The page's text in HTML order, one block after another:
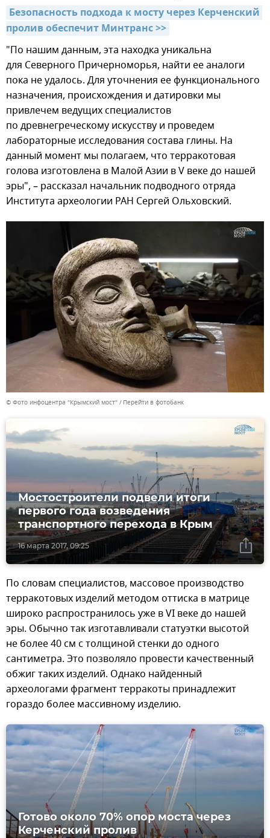
Безопасность подхода к мосту через Керченский
пролив обеспечит Минтранс >>
"По нашим данным, эта находка уникальна
для Северного Причерноморья, найти ее аналоги
пока не удалось. Для уточнения ее функционального
назначения, происхождения и датировки мы
привлечем ведущих специалистов
по древнегреческому искусству и проведем
лабораторные исследования состава глины. На
данный момент мы полагаем, что терракотовая
голова изготовлена в Малой Азии в V веке до нашей
эры", – рассказал начальник подводного отряда
Института археологии РАН Сергей Ольховский.
© Фото инфоцентра "Крымский мост" Перейти в фотобанк
16 марта 2017, 09:25
Мостостроители подвели итоги
первого года возведения
транспортного перехода в Крым
По словам специалистов, массовое производство
терракотовых изделий методом оттиска в матрице
широко распространилось уже в VI веке до нашей
эры. Обычно так изготавливали статуэтки высотой
не более 40 см с толщиной стенки до одного
сантиметра. Это позволяло провести качественный
обжиг таких изделий. Однако найденный
археологами фрагмент терракоты принадлежит
гораздо более массивному изделию.
Готово около 70% опор моста через
Керченский пролив